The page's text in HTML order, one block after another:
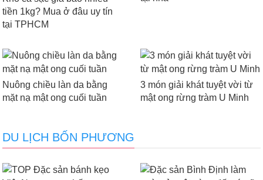
tiền 1kg? Mua ở đâu uy tín
tại TPHCM
Nuông chiều làn da bằng
mặt nạ mật ong cuối tuần
3 món giải khát tuyệt vời từ
mật ong rừng tràm U Minh
DU LỊCH BỐN PHƯƠNG